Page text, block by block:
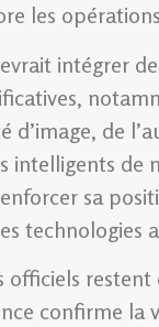
les
intégrer
d’image, de
intelligents de
sa
technologies
officiels restent
confirme la